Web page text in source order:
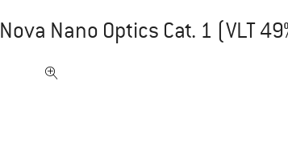
Nova Nano Optics Cat. 1 (VLT